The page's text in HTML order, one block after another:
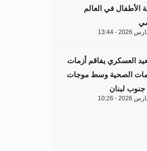
الأطفال في العالم
العسكري يفاقم أزمات
الصحية وسط موجات
جنوب لبنان